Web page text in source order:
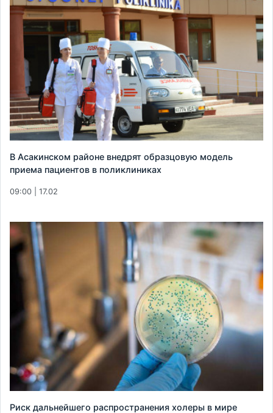
В Асакинском районе внедрят образцовую модель
приема пациентов в поликлиниках
09:00 | 17.02
Риск дальнейшего распространения холеры в мире